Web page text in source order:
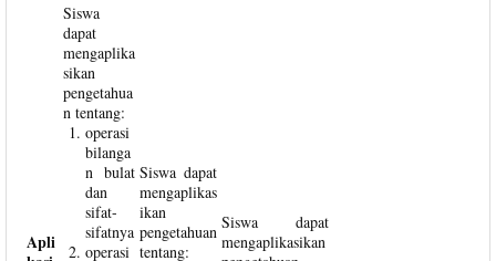
Apli
Siswa
dapat
mengaplika
sikan
pengetahua
n tentang:
operasi
bilanga
n bulat
dan
sifat-
sifatnya
operasi
Siswa dapat
mengaplikas
ikan
pengetahuan
tentang:
Siswa dapat
mengaplikasikan